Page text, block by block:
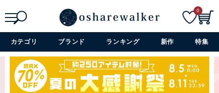
詳細検索+
0
カテゴリ ブランド ランキング 新作 特集